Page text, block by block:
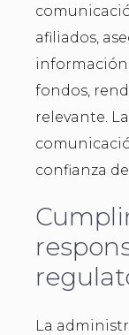
afiliados,
información
fondos,
relevante.
confianza
La